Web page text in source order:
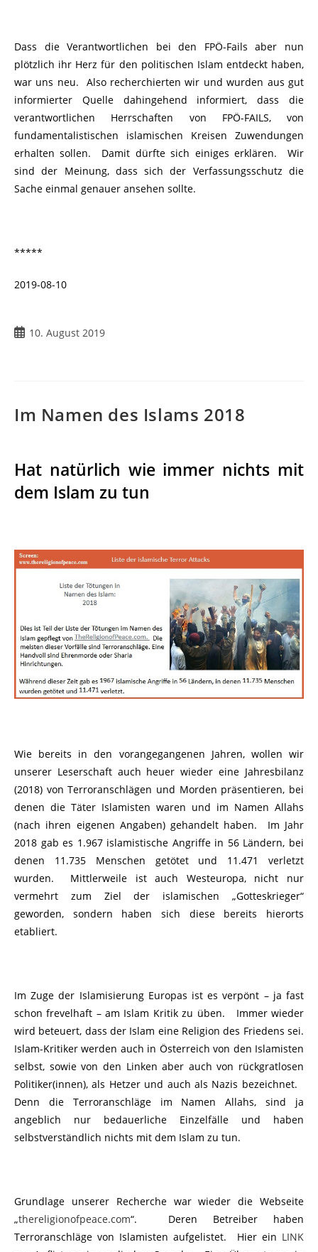
Dass die Verantwortlichen bei den FPÖ-Fails aber nun
plötzlich ihr Herz für den politischen Islam entdeckt haben,
war uns neu. Also recherchierten wir und wurden aus gut
informierter Quelle dahingehend informiert, dass die
verantwortlichen Herrschaften von FPÖ-FAILS, von
fundamentalistischen islamischen Kreisen Zuwendungen
erhalten sollen. Damit dürfte sich einiges erklären. Wir
sind der Meinung, dass sich der Verfassungsschutz die
Sache einmal genauer ansehen sollte.
*****
2019-08-10
10. August 2019
Im Namen des Islams 2018
Hat natürlich wie immer nichts mit
dem Islam zu tun
Wie bereits in den vorangegangenen Jahren, wollen wir
unserer Leserschaft auch heuer wieder eine Jahresbilanz
(2018) von Terroranschlägen und Morden präsentieren, bei
denen die Täter Islamisten waren und im Namen Allahs
(nach ihren eigenen Angaben) gehandelt haben. Im Jahr
2018 gab es 1.967islamistische Angriffe in 56 Ländern, bei
denen 11.735Menschen getötet und 11.471
verletzt
wurden. Mittlerweile ist auch Westeuropa, nicht nur
vermehrt zum Ziel der islamischen „Gotteskrieger“
geworden, sondern haben sich diese bereits hierorts
etabliert.
Im Zuge der Islamisierung Europas ist es verpönt – ja fast
schon frevelhaft – am Islam Kritik zu üben. Immer wieder
wird beteuert, dass der Islam eine Religion des Friedens sei.
Islam-Kritiker werden auch in Österreich von den Islamisten
selbst, sowie von den Linken aber auch von rückgratlosen
Politiker(innen), als Hetzer und auch als Nazis bezeichnet.
Denn die Terroranschläge im Namen Allahs, sind ja
angeblich nur bedauerliche Einzelfälle und haben
selbstverständlich nichts mit dem Islam zu tun.
Grundlage unserer Recherche war wieder die Webseite
„thereligionofpeace.com“. Deren Betreiber haben
Terroranschläge von Islamisten aufgelistet. Hier ein LINK